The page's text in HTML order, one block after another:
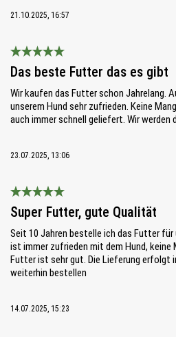
21.10.2025, 16:57
Bewertung mit 5 von 5 Sternen
Das beste Futter das es gibt
Wir kaufen das Futter schon Jahrelang.
unserem Hund sehr zufrieden. Keine
auch immer schnell geliefert. Wir
23.07.2025, 13:06
Bewertung mit 5 von 5 Sternen
Super Futter, gute Qualität
Seit 10 Jahren bestelle ich das Futter für
ist immer zufrieden mit dem Hund, keine
Futter ist sehr gut. Die Lieferung erfolgt
weiterhin bestellen
14.07.2025, 15:23